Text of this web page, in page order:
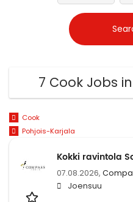
7 Cook Jobs
Cook
Pohjois-Karjala
Kokki ravintola
07.08.2026,
Joensuu